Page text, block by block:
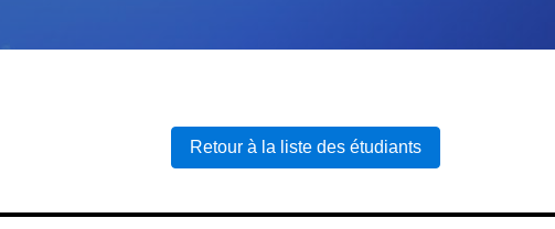
Retour à la liste des étudiants